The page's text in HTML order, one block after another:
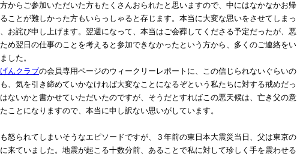
からご参加いただいた方もたくさんおられたと思いますので、中にはなかなかお帰
ことが難しかった方もいらっしゃると存じます。本当に大変な思いをさせてしまっ
お詫び申し上げます。翌週になって、本当はご会葬してくださる予定だったが、悪
め翌日の仕事のことを考えると参加できなかったという方から、多くのご連絡をい
した。
んクラブの会員専用ページのウィークリーレポートに、この信じられないぐらいの
、気を引き締めていかなければ大変なことになるぞという私たちに対する戒めだっ
ないかと書かせていただいたのですが、そうだとすればこの悪天候は、亡き父の意
ことになりますので、本当に申し訳ない思いがしています。
怒られてしまいそうなエピソードですが、３年前の東日本大震災当日、父は東京の
来ていました。地震が起こる十数分前、あることで私に対して珍しく手を震わせる